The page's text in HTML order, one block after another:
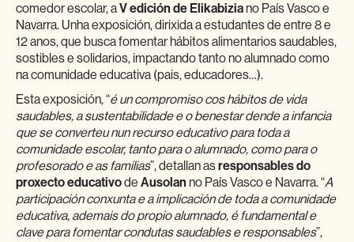
comedor escolar, aV edición de Elikabiziano País Vasco e
Navarra. Unha exposición, dirixida a estudantes de entre 8 e
12 anos, que busca fomentar hábitos alimentarios saudables,
sostibles e solidarios, impactando tanto no alumnado como
na comunidade educativa (pais, educadores…).
Esta exposición, “é un compromiso cos hábitos de vida
saudables, a sustentabilidade e o benestar dende a infancia
que se converteu nun recurso educativo para toda a
comunidade escolar, tanto para o alumnado, como para o
profesorado e as familias”, detallan asresponsables do
proxecto educativode Ausolanno País Vasco e Navarra. “A
participación conxunta e a implicación de toda a comunidade
educativa, ademais do propio alumnado, é fundamental e
clave para fomentar condutas saudables e responsables”,